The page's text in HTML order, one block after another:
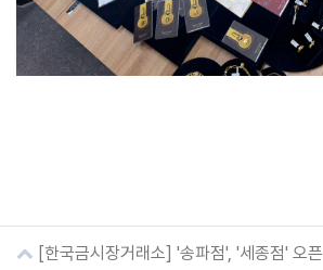
[한국금시장거래소] '송파점', '세종점' 오픈